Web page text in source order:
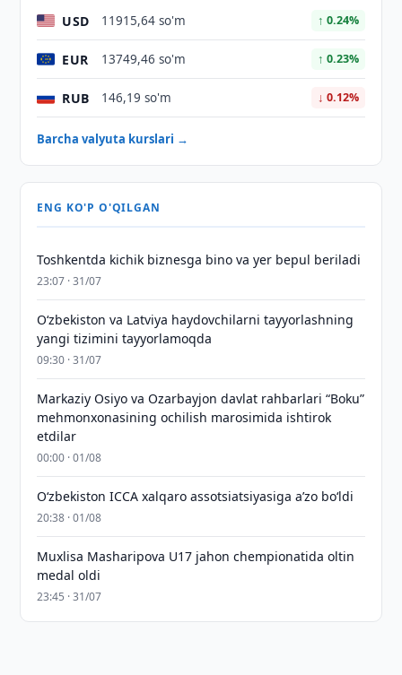
USD 11915,64 so'm ↑ 0.24%
EUR 13749,46 so'm ↑ 0.23%
RUB 146,19 so'm ↓ 0.12%
Barcha valyuta kurslari →
ENG KO'P O'QILGAN
Toshkentda kichik biznesga bino va yer bepul beriladi
23:07 · 31/07
Oʻzbekiston va Latviya haydovchilarni tayyorlashning
yangi tizimini tayyorlamoqda
09:30 · 31/07
Markaziy Osiyo va Ozarbayjon davlat rahbarlari “Boku”
mehmonxonasining ochilish marosimida ishtirok
etdilar
00:00 · 01/08
O‘zbekiston ICCA xalqaro assotsiatsiyasiga aʼzo bo‘ldi
20:38 · 01/08
Muxlisa Masharipova U17 jahon chempionatida oltin
medal oldi
23:45 · 31/07